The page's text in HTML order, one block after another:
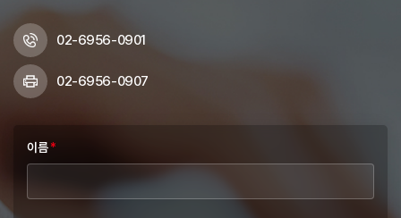
02-6956-0901
02-6956-0907
이름*